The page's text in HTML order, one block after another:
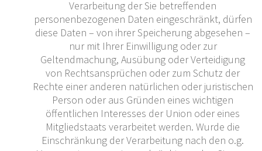
Verarbeitung der Sie betreffenden
personenbezogenen Daten eingeschränkt, dürfen
diese Daten – von ihrer Speicherung abgesehen –
nur mit Ihrer Einwilligung oder zur
Geltendmachung, Ausübung oder Verteidigung
von Rechtsansprüchen oder zum Schutz der
Rechte einer anderen natürlichen oder juristischen
Person oder aus Gründen eines wichtigen
öffentlichen Interesses der Union oder eines
Mitgliedstaats verarbeitet werden. Wurde die
Einschränkung der Verarbeitung nach den o.g.